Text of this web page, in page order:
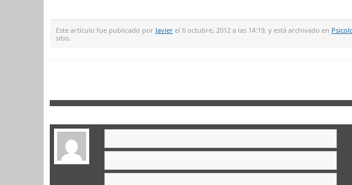
Este artículo fue publicado por Javier el 6 octubre, 2012 a las 14:19, y está archivado en
sitio.